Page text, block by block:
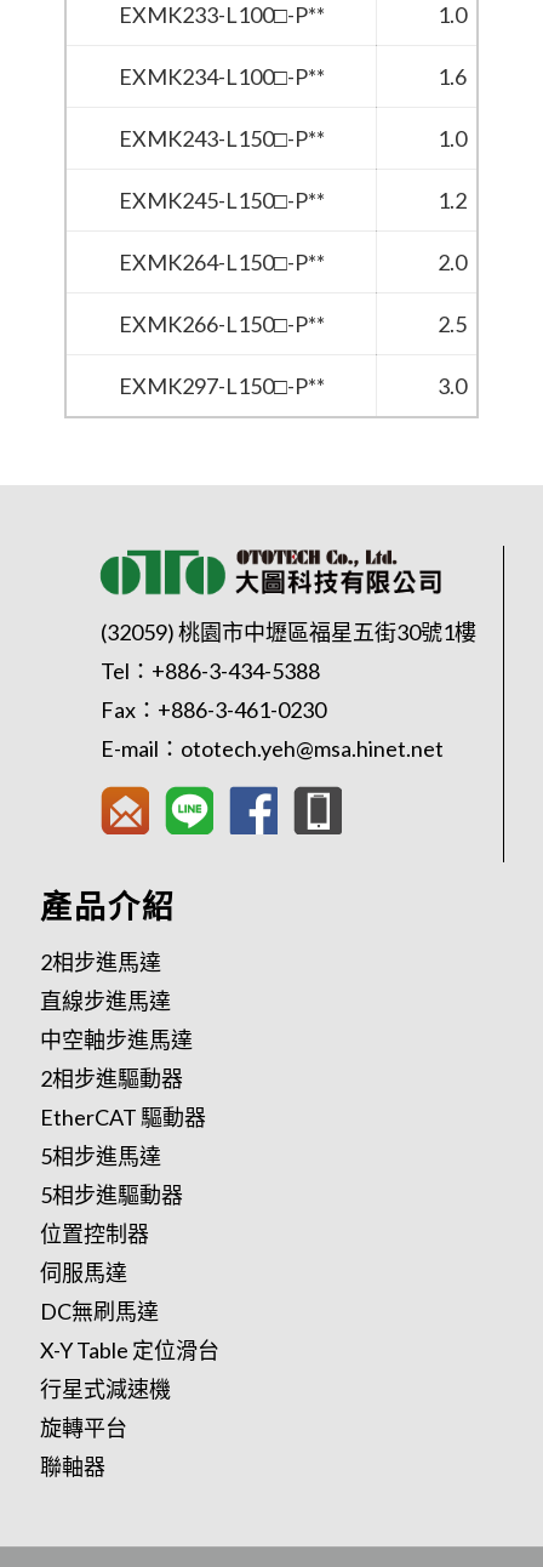
EXMK233-L100□-P** 1.0
EXMK234-L100□-P** 1.6
EXMK243-L150□-P** 1.0
EXMK245-L150□-P** 1.2
EXMK264-L150□-P** 2.0
EXMK266-L150□-P** 2.5
EXMK297-L150□-P** 3.0
(32059) 桃園市中壢區福星五街30號1樓
Tel： +886-3-434-5388
Fax：+886-3-461-0230
E-mail： ototech.yeh@msa.hinet.net
產品介紹
2相步進馬達
直線步進馬達
中空軸步進馬達
2相步進驅動器
EtherCAT 驅動器
5相步進馬達
5相步進驅動器
位置控制器
伺服馬達
DC無刷馬達
X-Y Table 定位滑台
行星式減速機
旋轉平台
聯軸器